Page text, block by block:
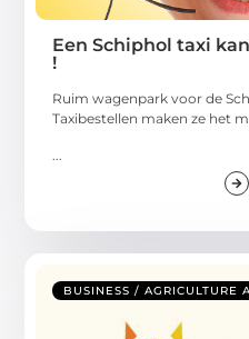
Een Schiphol taxi
!
Ruim wagenpark voor de
Taxibestellen maken ze het
BUSINESS / AGRICULTURE